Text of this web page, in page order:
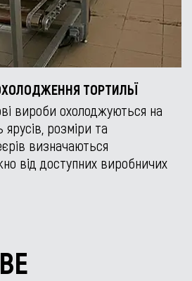
ТОРТИЛЬЇ
вироби охолоджуються на
ярусів, розміри та
визначаються
від доступних виробничих